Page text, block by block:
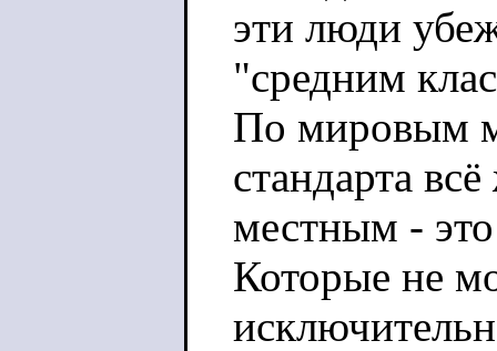
эти люди
"средним
По мировым
стандарта
местным -
Которые не